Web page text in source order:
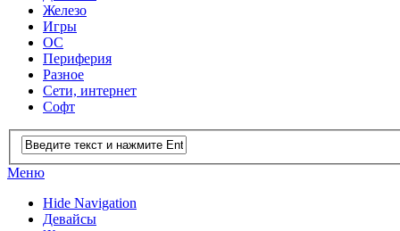
Железо
Игры
ОС
Периферия
Разное
Сети, интернет
Софт
Меню
Hide Navigation
Девайсы